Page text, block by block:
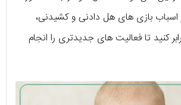
اسباب بازی های هل دادنی و کشیدنی،
کنید تا فعالیت های جدیدتری را انجام